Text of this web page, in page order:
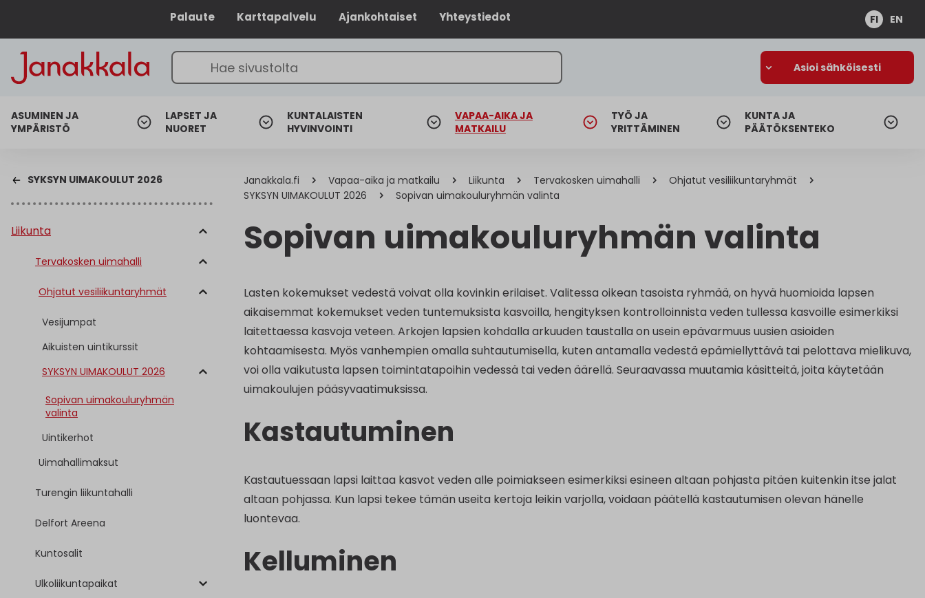
Palaute Karttapalvelu Ajankohtaiset Yhteystiedot FI EN
Asioi sähköisesti
ASUMINEN JA
YMPÄRISTÖ
LAPSET JA
NUORET
KUNTALAISTEN
HYVINVOINTI
VAPAA-AIKA JA
MATKAILU
TYÖ JA
YRITTÄMINEN
KUNTA JA
PÄÄTÖKSENTEKO
SYKSYN UIMAKOULUT 2026
Liikunta
Tervakosken uimahalli
Ohjatut vesiliikuntaryhmät
Vesijumpat
Aikuisten uintikurssit
SYKSYN UIMAKOULUT 2026
Sopivan uimakouluryhmän
valinta
Uintikerhot
Uimahallimaksut
Turengin liikuntahalli
Delfort Areena
Kuntosalit
Ulkoliikuntapaikat
Janakkala.fi Vapaa-aika ja matkailu Liikunta Tervakosken uimahalli
Ohjatut vesiliikuntaryhmät
SYKSYN UIMAKOULUT 2026
Sopivan uimakouluryhmän valinta
Sopivan uimakouluryhmän valinta
Lasten kokemukset vedestä voivat olla kovinkin erilaiset. Valitessa oikean tasoista ryhmää, on hyvä huomioida lapsen
aikaisemmat kokemukset veden tuntemuksista kasvoilla, hengityksen kontrolloinnista veden tullessa kasvoille esimerkiksi
laitettaessa kasvoja veteen. Arkojen lapsien kohdalla arkuuden taustalla on usein epävarmuus uusien asioiden
kohtaamisesta. Myös vanhempien omalla suhtautumisella, kuten antamalla vedestä epämiellyttävä tai pelottava mielikuva,
voi olla vaikutusta lapsen toimintatapoihin vedessä tai veden äärellä. Seuraavassa muutamia käsitteitä, joita käytetään
uimakoulujen pääsyvaatimuksissa.
Kastautuminen
Kastautuessaan lapsi laittaa kasvot veden alle poimiakseen esimerkiksi esineen altaan pohjasta pitäen kuitenkin itse jalat
altaan pohjassa. Kun lapsi tekee tämän useita kertoja leikin varjolla, voidaan päätellä kastautumisen olevan hänelle
luontevaa.
Kelluminen